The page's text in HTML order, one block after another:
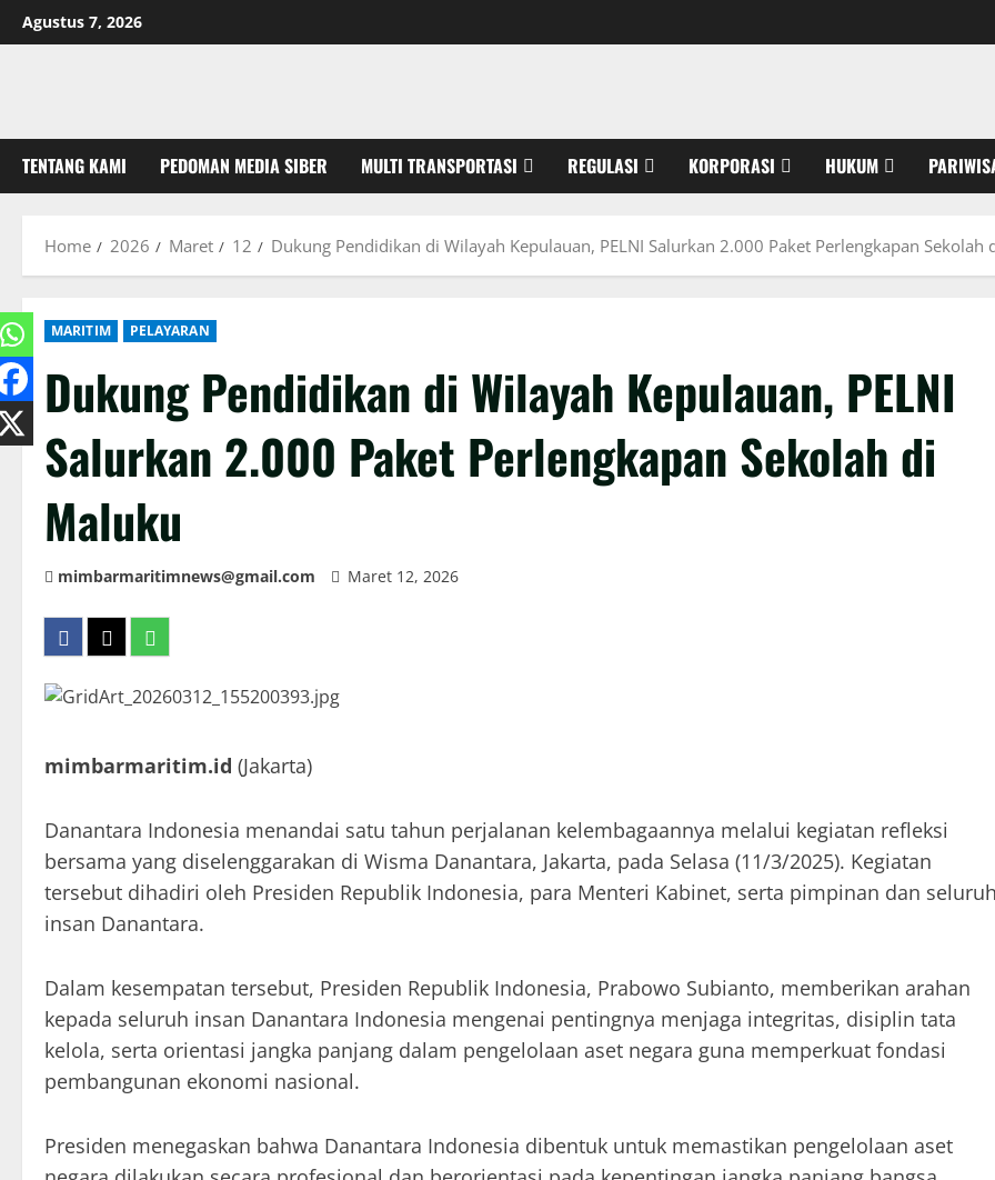
Skip
to
Agustus 7, 2026
TENTANG KAMI PEDOMAN MEDIA SIBER MULTI TRANSPORTASI REGULASI KORPORASI HUKUM
Home 2026 Maret 12 Dukung Pendidikan di Wilayah Kepulauan, PELNI Salurkan 2.000 Paket Perlengkapan Sekolah
MARITIM PELAYARAN
Dukung Pendidikan di Wilayah Kepulauan, PELNI
Salurkan 2.000 Paket Perlengkapan Sekolah di
Maluku
mimbarmaritimnews@gmail.com Maret 12, 2026
mimbarmaritim.id (Jakarta)
Danantara Indonesia menandai satu tahun perjalanan kelembagaannya melalui kegiatan refleksi
bersama yang diselenggarakan di Wisma Danantara, Jakarta, pada Selasa (11/3/2025). Kegiatan
tersebut dihadiri oleh Presiden Republik Indonesia, para Menteri Kabinet, serta pimpinan dan
insan Danantara.
Dalam kesempatan tersebut, Presiden Republik Indonesia, Prabowo Subianto, memberikan arahan
kepada seluruh insan Danantara Indonesia mengenai pentingnya menjaga integritas, disiplin tata
kelola, serta orientasi jangka panjang dalam pengelolaan aset negara guna memperkuat fondasi
pembangunan ekonomi nasional.
Presiden menegaskan bahwa Danantara Indonesia dibentuk untuk memastikan pengelolaan aset